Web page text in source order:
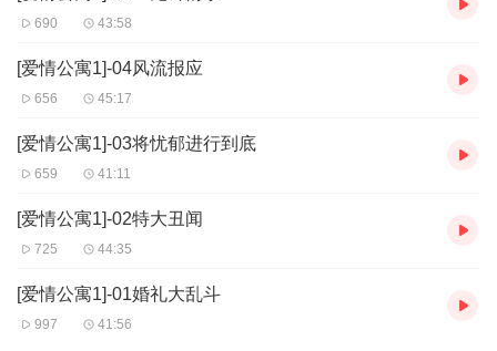
690 43:58
[爱情公寓1]-04风流报应
656 45:17
[爱情公寓1]-03将忧郁进行到底
659 41:11
[爱情公寓1]-02特大丑闻
725 44:35
[爱情公寓1]-01婚礼大乱斗
997 41:56